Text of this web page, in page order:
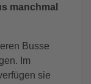
manchmal
Busse
Im
sie